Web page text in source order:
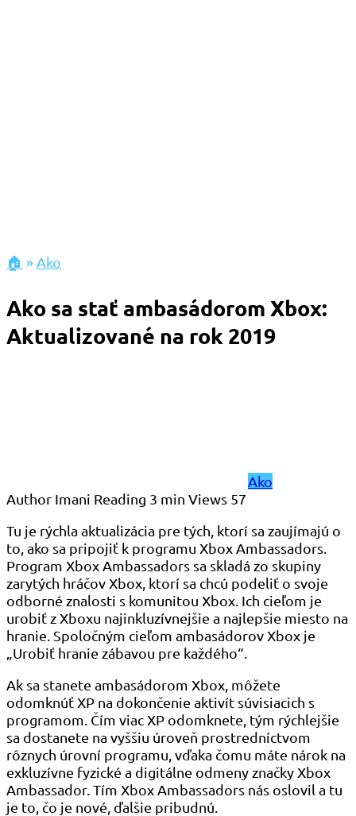
🏠 » Ako
Ako sa stať ambasádorom Xbox:
Aktualizované na rok 2019
Ako
Author Imani Reading 3 min Views 57
Tu je rýchla aktualizácia pre tých, ktorí sa zaujímajú o
to, ako sa pripojiť k programu Xbox Ambassadors.
Program Xbox Ambassadors sa skladá zo skupiny
zarytých hráčov Xbox, ktorí sa chcú podeliť o svoje
odborné znalosti s komunitou Xbox. Ich cieľom je
urobiť z Xboxu najinkluzívnejšie a najlepšie miesto na
hranie. Spoločným cieľom ambasádorov Xbox je
„Urobiť hranie zábavou pre každého“.
Ak sa stanete ambasádorom Xbox, môžete
odomknúť XP na dokončenie aktivít súvisiacich s
programom. Čím viac XP odomknete, tým rýchlejšie
sa dostanete na vyššiu úroveň prostredníctvom
rôznych úrovní programu, vďaka čomu máte nárok na
exkluzívne fyzické a digitálne odmeny značky Xbox
Ambassador. Tím Xbox Ambassadors nás oslovil a tu
je to, čo je nové, ďalšie pribudnú.